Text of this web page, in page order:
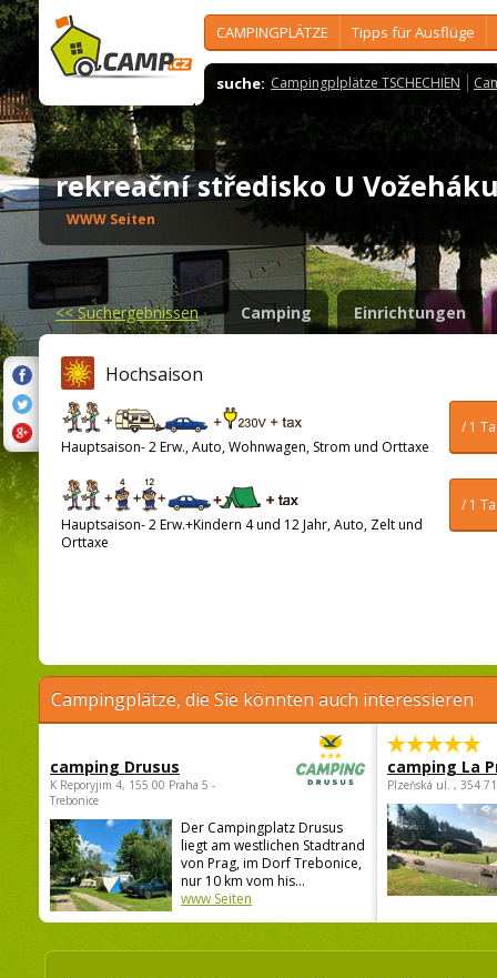
CAMPINGPLÄTZE Tipps für Ausflüge
suche: Campingplplätze TSCHECHIEN
rekreační středisko U
WWW Seiten
<<Suchergebnissen Camping Einrichtungen
Hochsaison
/ 1
Hauptsaison- 2 Erw., Auto, Wohnwagen, Strom und Orttaxe
/ 1
Hauptsaison- 2 Erw.+Kindern 4 und 12 Jahr, Auto, Zelt und
Orttaxe
Campingplätze, die Sie könnten auch interessieren
camping Drusus
K Reporyjim 4, 155 00 Praha 5 -
Trebonice
Der Campingplatz Drusus
liegt am westlichen Stadtrand
von Prag, im Dorf Trebonice,
nur 10 km vom his...
www Seiten
camping La
Plzeňská ul. , 354